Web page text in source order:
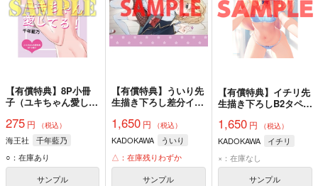
【有償特典】8P小冊
子（ユキちゃん愛して
275 円 （税込）
海王社
千年藍乃
○：在庫あり
サンプル
【有償特典】ういり先
生描き下ろし差分イラ
（この恋、おくちにあ
いますか？ ～優等生
の白姫さんは問題児の
俺と毎日キスしてる
～）
1,650 円 （税込）
KADOKAWA
ういり
△：在庫残りわずか
サンプル
【有償特典】イチリ先
生描き下ろしB2タペス
異世界生活_転生した
らケモ耳娘だらけの世
界でハーレムに 1）
1,650円 （税込）
KADOKAWA
イチリ
×：在庫なし
サンプル